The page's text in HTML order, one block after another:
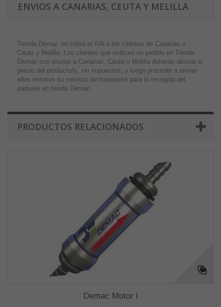
ENVIOS A CANARIAS, CEUTA Y MELILLA
Tienda Demac no cobra el IVA a los clientes de Canarias o
Ceuta y Melilla. Los clientes que realicen un pedido en Tienda
Demac con envíos a Canarias, Ceuta o Melilla deberán abonar el
precio del producto/s, sin impuestos, y luego proceder a enviar
ellos mismos su servicio de transporte para la recogida del
paquete en tienda Demac.
PRODUCTOS RELACIONADOS
Demac Motor I